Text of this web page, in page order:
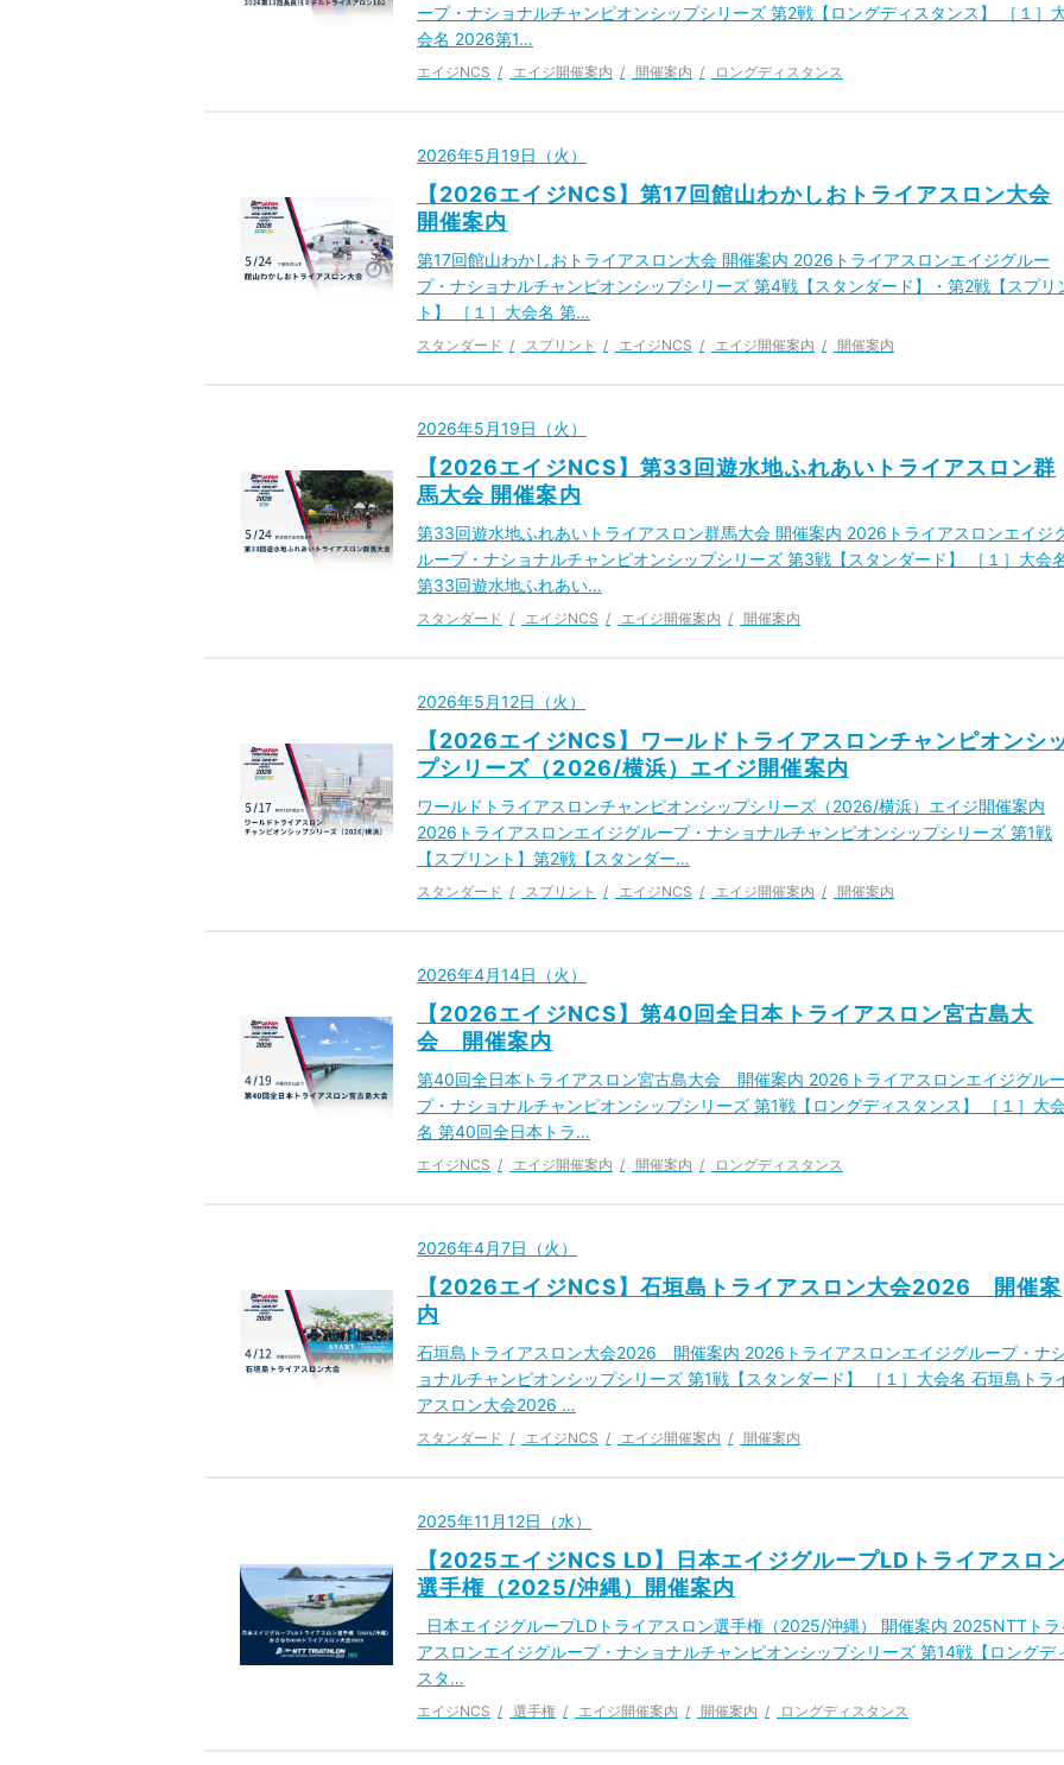
ープ・ナショナルチャンピオンシップシリーズ 第2戦【ロングディスタンス】 ［１］
会名 2026第1…
エイジNCS エイジ開催案内 開催案内 ロングディスタンス
2026年5月19日（火）
【2026エイジNCS】第17回館山わかしおトライアスロン大会
開催案内
第17回館山わかしおトライアスロン大会 開催案内 2026トライアスロンエイジグルー
プ・ナショナルチャンピオンシップシリーズ 第4戦【スタンダード】・第2戦【スプリ
ト】 ［１］大会名 第…
スタンダード スプリント エイジNCS エイジ開催案内 開催案内
2026年5月19日（火）
【2026エイジNCS】第33回遊水地ふれあいトライアスロン群
馬大会 開催案内
第33回遊水地ふれあいトライアスロン群馬大会 開催案内 2026トライアスロンエイジ
ループ・ナショナルチャンピオンシップシリーズ 第3戦【スタンダード】 ［１］大会
第33回遊水地ふれあい…
スタンダード エイジNCS エイジ開催案内 開催案内
2026年5月12日（火）
【2026エイジNCS】ワールドトライアスロンチャンピオンシ
プシリーズ（2026/横浜）エイジ開催案内
ワールドトライアスロンチャンピオンシップシリーズ（2026/横浜）エイジ開催案内
2026トライアスロンエイジグループ・ナショナルチャンピオンシップシリーズ 第1戦
【スプリント】第2戦【スタンダー…
スタンダード スプリント エイジNCS エイジ開催案内 開催案内
2026年4月14日（火）
【2026エイジNCS】第40回全日本トライアスロン宮古島大
会 開催案内
第40回全日本トライアスロン宮古島大会 開催案内 2026トライアスロンエイジグルー
プ・ナショナルチャンピオンシップシリーズ 第1戦【ロングディスタンス】 ［１］大
名 第40回全日本トラ…
エイジNCS エイジ開催案内 開催案内 ロングディスタンス
2026年4月7日（火）
【2026エイジNCS】石垣島トライアスロン大会2026 開催案
内
石垣島トライアスロン大会2026 開催案内 2026トライアスロンエイジグループ・ナ
ョナルチャンピオンシップシリーズ 第1戦【スタンダード】 ［１］大会名 石垣島トラ
アスロン大会2026 …
スタンダード エイジNCS エイジ開催案内 開催案内
2025年11月12日（水）
【2025エイジNCS LD】日本エイジグループLDトライアスロ
選手権（2025/沖縄）開催案内
日本エイジグループLDトライアスロン選手権（2025/沖縄） 開催案内 2025NTTトラ
アスロンエイジグループ・ナショナルチャンピオンシップシリーズ 第14戦【ロングデ
スタ…
エイジNCS 選手権 エイジ開催案内 開催案内 ロングディスタンス